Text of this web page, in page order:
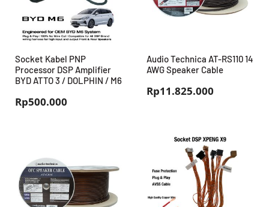
Socket Kabel PNP
Processor DSP Amplifier
BYD ATTO 3 / DOLPHIN / M6
Rp500.000
Audio Technica AT-RS110 14
AWG Speaker Cable
Rp11.825.000